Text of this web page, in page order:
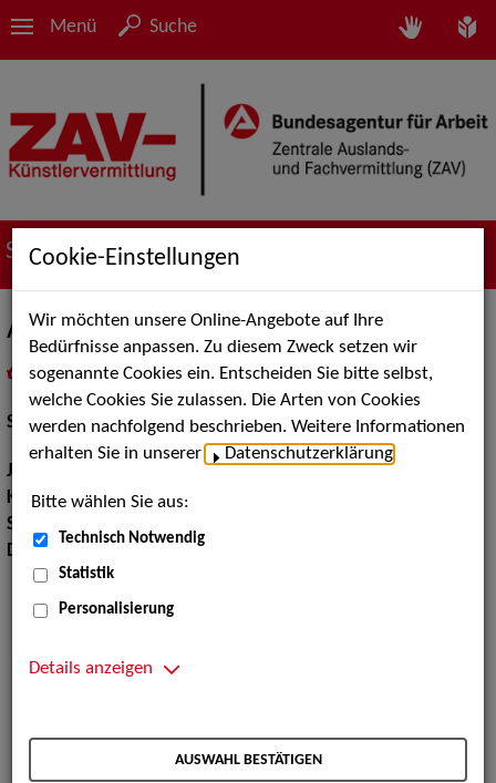
Menü Suche
Suche nach Künstler*innen
Antonia Wiedemann
als PDF speichern
inMeine Merklistelegen
Schauspiel:Bühne
Jahrgang:
Körpergröße:157 cm
Sprachen:
Dialekte:
Bayerisch, Hochdeutsch
Cookie-Einstellungen
Wir möchten unsere Online-Angebote auf Ihre
Bedürfnisse anpassen. Zu diesem Zweck setzen wir
sogenannte Cookies ein. Entscheiden Sie bitte selbst,
welche Cookies Sie zulassen. Die Arten von Cookies
werden nachfolgend beschrieben. Weitere Informationen
erhalten Sie in unserer
Datenschutzerklärung
Bitte wählen Sie aus:
Technisch Notwendig
Statistik
Personalisierung
Details anzeigen
AUSWAHL BESTÄTIGEN